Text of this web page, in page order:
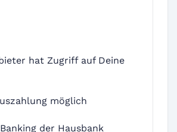
hat Zugriff auf Deine
möglich
der Hausbank